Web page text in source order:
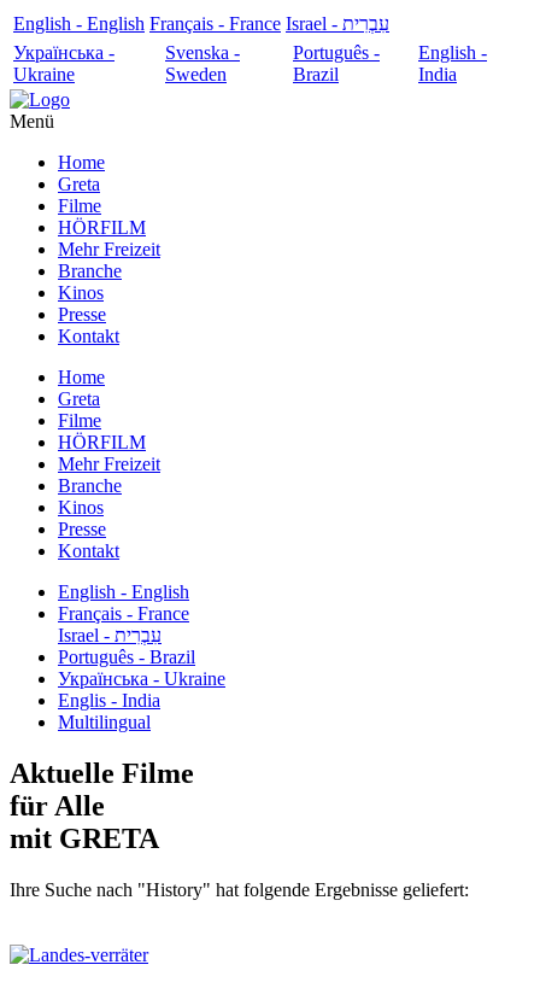
English - English Français - France
עִבְרִית - Israel
Українська -
Ukraine
Svenska -
Sweden
Português -
Brazil
English -
India
Menü
Home
Greta
Filme
HÖRFILM
Mehr Freizeit
Branche
Kinos
Presse
Kontakt
Home
Greta
Filme
HÖRFILM
Mehr Freizeit
Branche
Kinos
Presse
Kontakt
English - English
Français - France
עִבְרִית - Israel
Português - Brazil
Українська - Ukraine
Englis - India
Multilingual
Aktuelle Filme
für Alle
mit GRETA
Ihre Suche nach "History" hat folgende Ergebnisse geliefert: